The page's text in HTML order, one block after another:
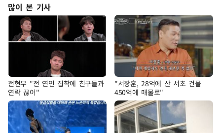
많이 본 기사
전현무 "전 연인 집착에 친구들과
연락 끊어"
"서장훈, 28억에 산 서초 건물
450억에 매물로"